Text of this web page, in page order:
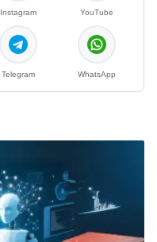
Instagram YouTube
Telegram WhatsApp